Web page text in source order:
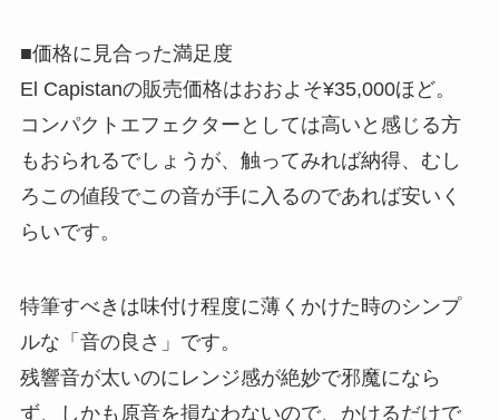
■価格に見合った満足度
El Capistanの販売価格はおおよそ¥35,000ほど。
コンパクトエフェクターとしては高いと感じる方
もおられるでしょうが、触ってみれば納得、むし
ろこの値段でこの音が手に入るのであれば安いく
らいです。
特筆すべきは味付け程度に薄くかけた時のシンプ
ルな「音の良さ」です。
残響音が太いのにレンジ感が絶妙で邪魔になら
ず、しかも原音を損なわないので、かけるだけで